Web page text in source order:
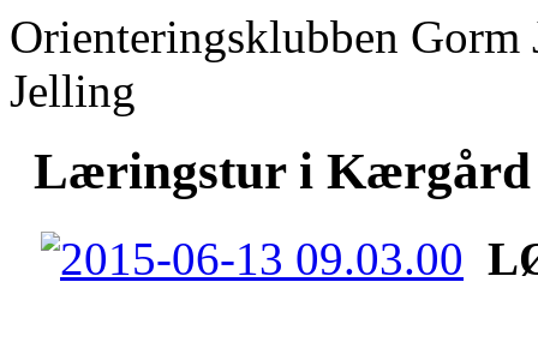
Orienteringsklubben
Jelling
Læringstur i Kærgård